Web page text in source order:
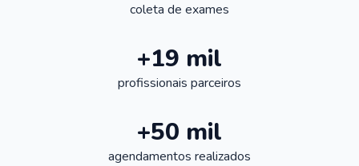
coleta de exames
+19 mil
profissionais parceiros
+50 mil
agendamentos realizados